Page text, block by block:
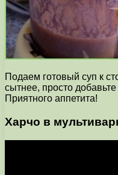
Подаем готовый суп к
сытнее, просто
Приятного аппетита!
Харчо в